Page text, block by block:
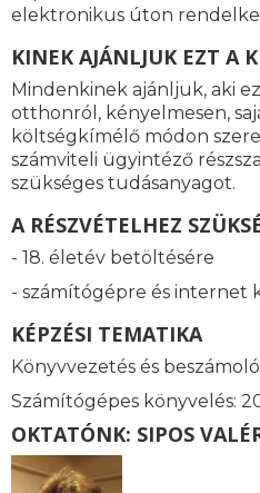
elektronikus úton
KINEK AJÁNLJUK EZT A
Mindenkinek ajánljuk, aki
otthonról, kényelmesen,
költségkímélő módon
számviteli ügyintéző
szükséges tudásanyagot.
A RÉSZVÉTELHEZ
- 18. életév betöltésére
- számítógépre és internet
KÉPZÉSI TEMATIKA
Könyvvezetés és
Számítógépes könyvelés:
OKTATÓNK: SIPOS